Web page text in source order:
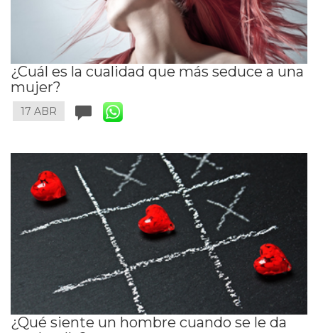
¿Cuál es la cualidad que más seduce a una
mujer?
17 ABR
¿Qué siente un hombre cuando se le da